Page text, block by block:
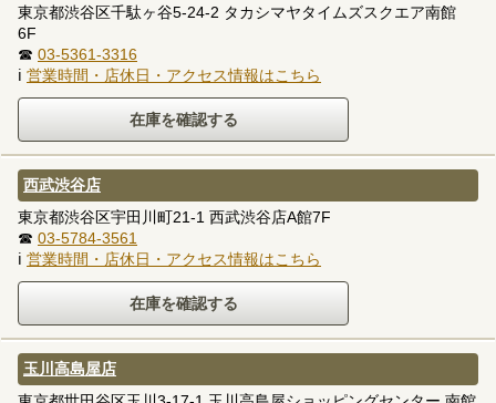
東京都渋谷区千駄ヶ谷5-24-2 タカシマヤタイムズスクエア南館
6F
☎ 03-5361-3316
ℹ 営業時間・店休日・アクセス情報はこちら
西武渋谷店
東京都渋谷区宇田川町21-1 西武渋谷店A館7F
☎ 03-5784-3561
ℹ 営業時間・店休日・アクセス情報はこちら
玉川高島屋店